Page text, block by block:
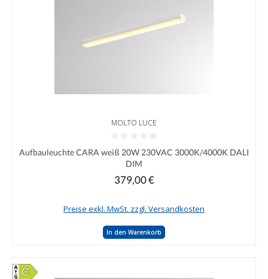
MOLTO LUCE
Durchschnittliche Bewertung von 0 von 5 Sternen
Aufbauleuchte CARA weiß 20W 230VAC 3000K/4000K DALI
DIM
Regulärer Preis:
379,00 €
Preise exkl. MwSt. zzgl. Versandkosten
In den Warenkorb
C